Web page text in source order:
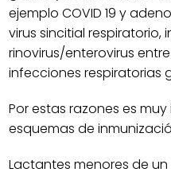
ejemplo COVID 19 y
virus sincitial respiratorio,
rinovirus/enterovirus
infecciones respiratorias
Por estas razones es
esquemas de
Lactantes menores de un